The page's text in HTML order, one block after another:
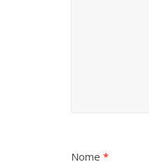
Nome *